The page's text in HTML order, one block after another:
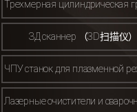
ЗД сканнер （3D扫描仪）